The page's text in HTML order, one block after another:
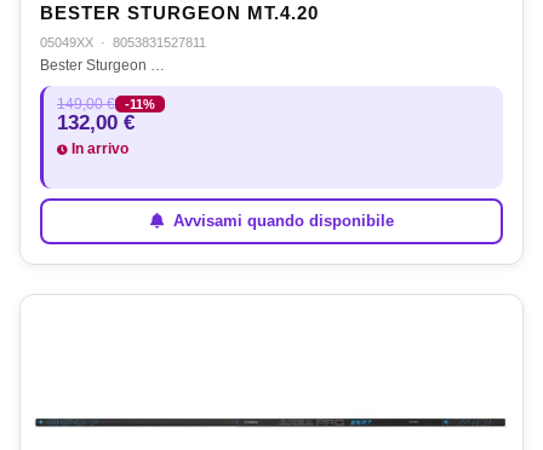
BESTER STURGEON MT.4.20
05049XX · 8053831527811
Bester Sturgeon …
149,00 € -11%
132,00 €
In arrivo
Avvisami quando disponibile